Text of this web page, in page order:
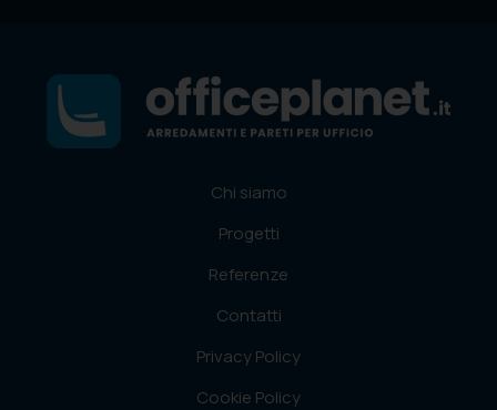
Chi siamo
Progetti
Referenze
Contatti
Privacy Policy
Cookie Policy